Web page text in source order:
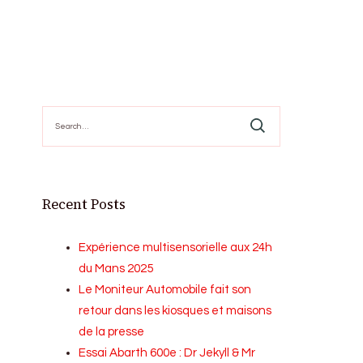
for:
Recent Posts
Expérience multisensorielle aux 24h
du Mans 2025
Le Moniteur Automobile fait son
retour dans les kiosques et maisons
de la presse
Essai Abarth 600e : Dr Jekyll & Mr